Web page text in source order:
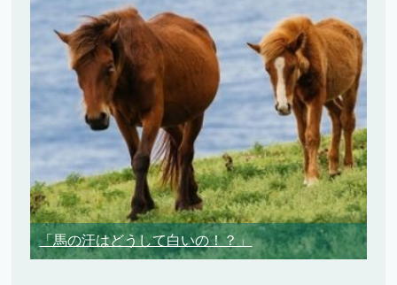
「馬の汗はどうして白いの！？」